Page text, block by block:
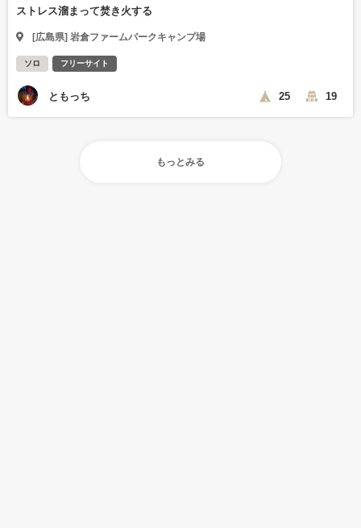
ストレス溜まって焚き火する
[広島県] 岩倉ファームパークキャンプ場
ソロ フリーサイト
ともっち 25 19
もっとみる